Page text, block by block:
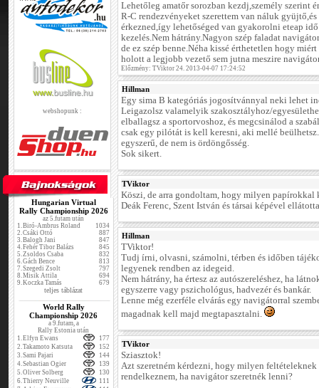
webshopunk :
Hungarian Virtual
Rally Championship 2026
az 5.futam után
1.Biró-Ambrus Roland
1034
2.Csáki Ottó
887
3.Balogh Jani
847
4.Fehér Tibor Balázs
845
5.Zsoldos Csaba
832
6.Gách Bence
813
7.Szegedi Zsolt
797
8.Misik Attila
694
9.Koczka Tamás 679
teljes táblázat
World Rally
Championship 2026
a 9.futam, a
Rally Estonia után
1.Elfyn Ewans
177
2.Takamoto Katsuta
152
3.Sami Pajari
144
4.Sebastian Ogier
139
5.Oliver Solberg
130
6.Thierry Neuville
111
Lehetőleg amatőr sorozban kezdj,személy szerint
R-C rendezvényeket szerettem van náluk
érkezned,így lehetőséged van gyakorolni eteap
kezelés.Nem hátrány.Nagyon szép faladat
de ez szép benne.Néha kissé érthetetlen hogy
holott a legjobb vezető sem jutna meszire
Előzmény: TViktor 24. 2013-04-07 17:24:52
Hillman
Egy sima B kategóriás jogosítvánnyal neki lehet
Leigazolsz valamelyik szakosztályhoz/
elballagsz a sportorvoshoz, és megcsinálod a
csak egy pilótát is kell keresni, aki mellé
egyszerű, de nem is ördöngősség.
Sok sikert.
TViktor
Köszi, de arra gondoltam, hogy milyen papírokkal
Deák Ferenc, Szent István és társai képével
Hillman
TViktor!
Tudj írni, olvasni, számolni, térben és időben
legyenek rendben az idegeid.
Nem hátrány, ha értesz az autószereléshez, ha
egyszerre vagy pszichológus, hadvezér és bankár.
Lenne még ezerféle elvárás egy navigátorral
magadnak kell majd megtapasztalni.
TViktor
Sziasztok!
Azt szeretném kérdezni, hogy milyen
rendelkeznem, ha navigátor szeretnék lenni?